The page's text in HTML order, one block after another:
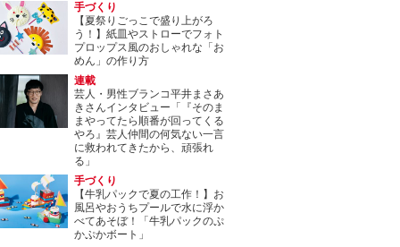
手づくり
【夏祭りごっこで盛り上がろ
う！】紙皿やストローでフォト
プロップス風のおしゃれな「お
めん」の作り方
連載
芸人・男性ブランコ平井まさあ
きさんインタビュー「『そのま
まやってたら順番が回ってくる
やろ』芸人仲間の何気ない一言
に救われてきたから、頑張れ
る」
手づくり
【牛乳パックで夏の工作！】お
風呂やおうちプールで水に浮か
べてあそぼ！「牛乳パックのぷ
かぷかボート」